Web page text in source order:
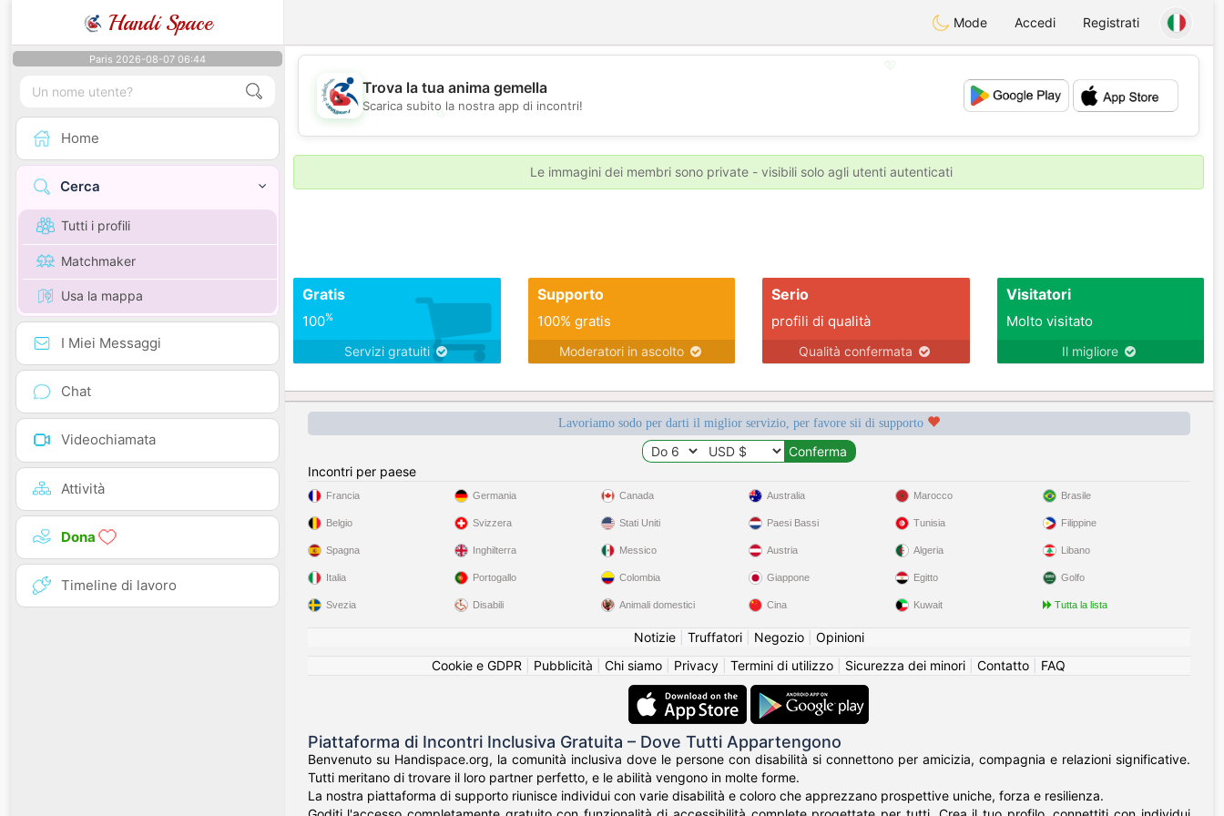
Handi Space Mode Accedi Registrati
Paris 2026-08-07 06:44
Home
Cerca
Tutti i profili
Matchmaker
Usa la mappa
I Miei Messaggi
Chat
Videochiamata
Attività
Dona
Timeline di lavoro
💖
💕
💕
Trova la tua anima gemella
Scarica subito la nostra app di incontri!
Le immagini dei membri sono private - visibili solo agli utenti autenticati
Gratis
100%
Servizi gratuiti
Supporto
100% gratis
Moderatori in ascolto
Serio
profili di qualità
Qualità confermata
Visitatori
Molto visitato
Il migliore
Lavoriamo sodo per darti il miglior servizio, per favore sii di supporto
Incontri per paese
Francia
Belgio
Spagna
Italia
Svezia
Germania
Svizzera
Inghilterra
Portogallo
Disabili
Canada
Stati Uniti
Messico
Colombia
Animali domestici
Australia
Paesi Bassi
Austria
Giappone
Cina
Marocco
Tunisia
Algeria
Egitto
Kuwait
Brasile
Filippine
Libano
Golfo
Tutta la lista
Notizie| Truffatori| Negozio| Opinioni
Cookie e GDPR
Pubblicità Chi siamo Privacy Termini di utilizzo Sicurezza dei minori Contatto FAQ
Piattaforma di Incontri Inclusiva Gratuita – Dove Tutti Appartengono
Benvenuto su Handispace.org, la comunità inclusiva dove le persone con disabilità si connettono per amicizia, compagnia e relazioni significative.
Tutti meritano di trovare il loro partner perfetto, e le abilità vengono in molte forme.
La nostra piattaforma di supporto riunisce individui con varie disabilità e coloro che apprezzano prospettive uniche, forza e resilienza.